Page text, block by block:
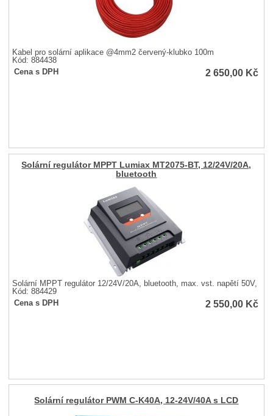
Kabel pro solární aplikace @4mm2 červený-klubko 100m
Kód: 884438
Cena s DPH
2 650,00 Kč
Solární regulátor MPPT Lumiax MT2075-BT, 12/24V/20A,
bluetooth
Solární MPPT regulátor 12/24V/20A, bluetooth, max. vst. napětí 50V,
Kód: 884429
Cena s DPH
2 550,00 Kč
Solární regulátor PWM C-K40A, 12-24V/40A s LCD